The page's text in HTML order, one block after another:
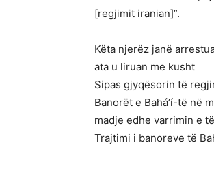
[regjimit iranian]”.
Këta njerëz janë
ata u liruan me kusht
Sipas gjyqësorin të
Banorët e Bahá’í-të në
madje edhe varrimin e
Trajtimi i banoreve të